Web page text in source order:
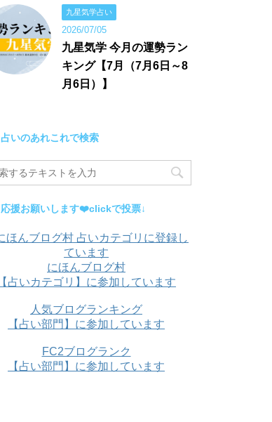
九星気学占い
2026/07/05
九星気学 今月の運勢ラン
キング【7月（7月6日～8
月6日）】
占いのあれこれで検索
応援お願いします❤️clickで投票↓
にほんブログ村
【占いカテゴリ】に参加しています
人気ブログランキング
【占い部門】に参加しています
FC2ブログランク
【占い部門】に参加しています